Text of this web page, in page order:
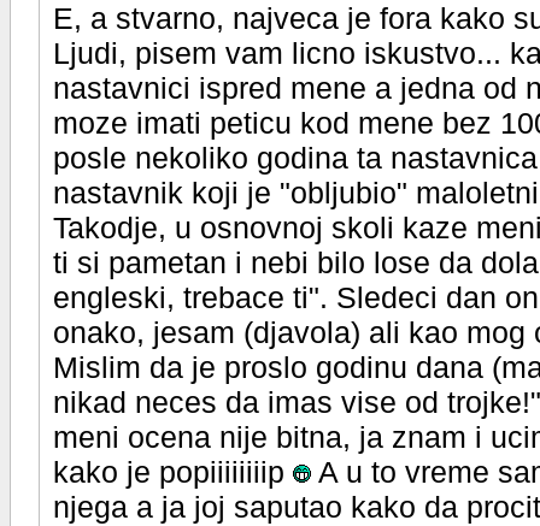
E, a stvarno, najveca je fora kako
Ljudi, pisem vam licno iskustvo...
nastavnici ispred mene a jedna od
moze imati peticu kod mene bez
posle nekoliko godina ta
nastavnik koji je "obljubio"
Takodje, u osnovnoj skoli kaze
ti si pametan i nebi bilo lose da
engleski, trebace ti". Sledeci dan
onako, jesam (djavola) ali kao
Mislim da je proslo godinu dana
nikad neces da imas vise od
meni ocena nije bitna, ja znam i
kako je popiiiiiiiip
A u to vreme
njega a ja joj saputao kako da